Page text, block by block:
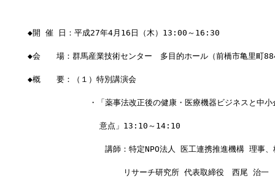
◆開 催 日：平成27年4月16日（木）13:00～16:30
◆会　　場：群馬産業技術センター　多目的ホール（前橋市亀里町
◆概　　要：（１）特別講演会
　　　　・「薬事法改正後の健康・医療機器ビジネスと中小
意点」13:10～14:10
　　　　　　講師：特定NPO法人 医工連携推進機構 理事、
リサーチ研究所 代表取締役　西尾 治一　